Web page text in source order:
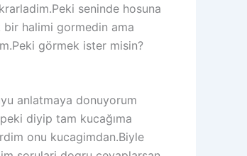
seninde hosuna
halimi gormedin ama
görmek ister misin?
anlatmaya donuyorum
diyip tam kucağıma
onu kucagimdan.Biyle